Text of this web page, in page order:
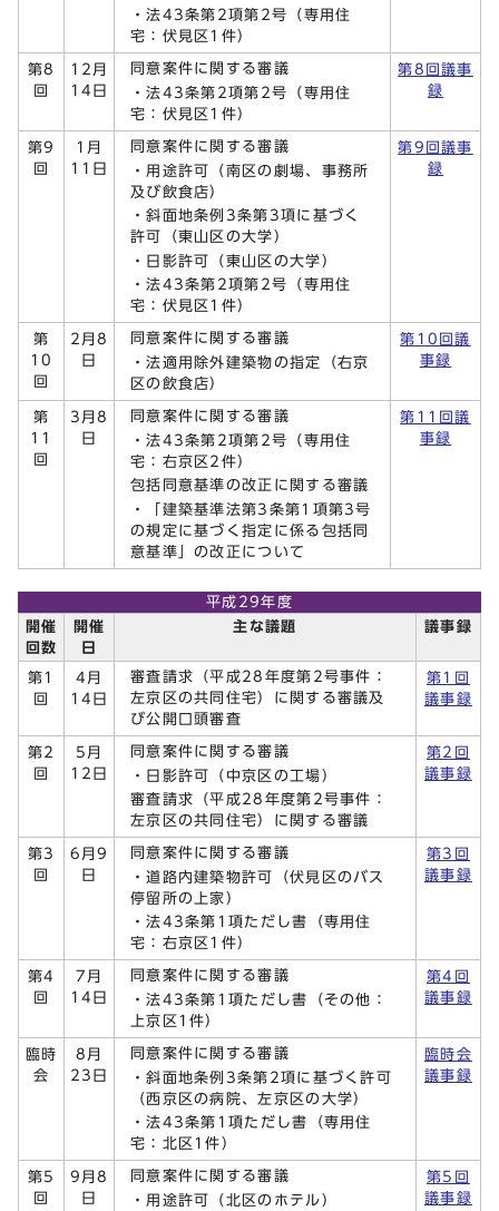
・法43条第2項第2号（専用住
宅：伏見区1件）
第8
回
12月
14日
同意案件に関する審議
・法43条第2項第2号（専用住
宅：伏見区1件）
第8回議事
録
第9
回
1月
11日
同意案件に関する審議
・用途許可（南区の劇場、事務所
及び飲食店）
・斜面地条例3条第3項に基づく
許可（東山区の大学）
・日影許可（東山区の大学）
・法43条第2項第2号（専用住
宅：伏見区1件）
第9回議事
録
第
10
回
2月8
日
同意案件に関する審議
・法適用除外建築物の指定（右京
区の飲食店）
第10回議
事録
第
11
回
3月8
日
同意案件に関する審議
・法43条第2項第2号（専用住
宅：右京区2件）
包括同意基準の改正に関する審議
・「建築基準法第3条第1項第3号
の規定に基づく指定に係る包括同
意基準」の改正について
第11回議
事録
平成29年度
開催
回数
開催
日
主な議題 議事録
第1
回
4月
14日
審査請求（平成28年度第2号事件：
左京区の共同住宅）に関する審議及
び公開口頭審査
第1回
議事録
第2
回
5月
12日
同意案件に関する審議
・日影許可（中京区の工場）
審査請求（平成28年度第2号事件：
左京区の共同住宅）に関する審議
第2回
議事録
第3
回
6月9
日
同意案件に関する審議
・道路内建築物許可（伏見区のバス
停留所の上家）
・法43条第1項ただし書（専用住
宅：右京区1件）
第3回
議事録
第4
回
7月
14日
同意案件に関する審議
・法43条第1項ただし書（その他：
上京区1件）
第4回
議事録
臨時
会
8月
23日
同意案件に関する審議
・斜面地条例3条第2項に基づく許可
（西京区の病院、左京区の大学）
・法43条第1項ただし書（専用住
宅：北区1件）
臨時会
議事録
第5
回
9月8
日
同意案件に関する審議
・用途許可（北区のホテル）
第5回
議事録